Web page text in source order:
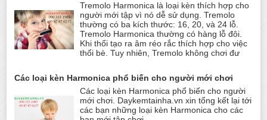
Tremolo Harmonica là loại kèn thích hợp cho
người mới tập vì nó dễ sử dụng. Tremolo
thường có ba kích thước: 16, 20, và 24 lỗ.
Tremolo Harmonica thường có hàng lỗ đôi.
Khi thổi tạo ra âm réo rắc thích hợp cho việc
thổi bè. Tuy nhiên, Tremolo không chơi đư
Các loại kèn Harmonica phổ biến cho người mới chơi
Các loại kèn Harmonica phổ biến cho người
mới chơi. Daykemtainha.vn xin tổng kết lại tới
các bạn những loại kèn Harmonica cho các